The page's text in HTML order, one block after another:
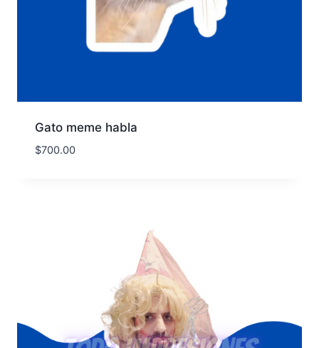
Gato meme habla
$700.00